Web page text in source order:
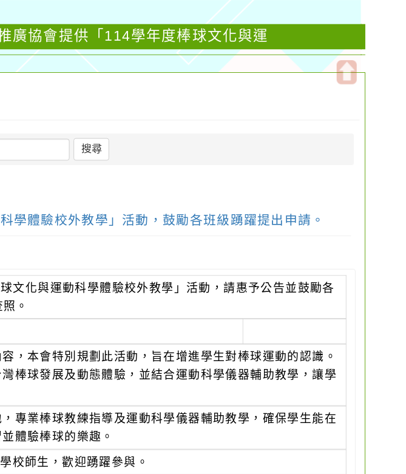
廣協會提供「114學年度棒球文化與運
搜尋
學體驗校外教學」活動，鼓勵各班級踴躍提出申請。
文化與運動科學體驗校外教學」活動，請惠予公告並鼓勵各
。
，本會特別規劃此活動，旨在增進學生對棒球運動的認識。
棒球發展及動態體驗，並結合運動科學儀器輔助教學，讓學
專業棒球教練指導及運動科學儀器輔助教學，確保學生能在
體驗棒球的樂趣。
校師生，歡迎踴躍參與。